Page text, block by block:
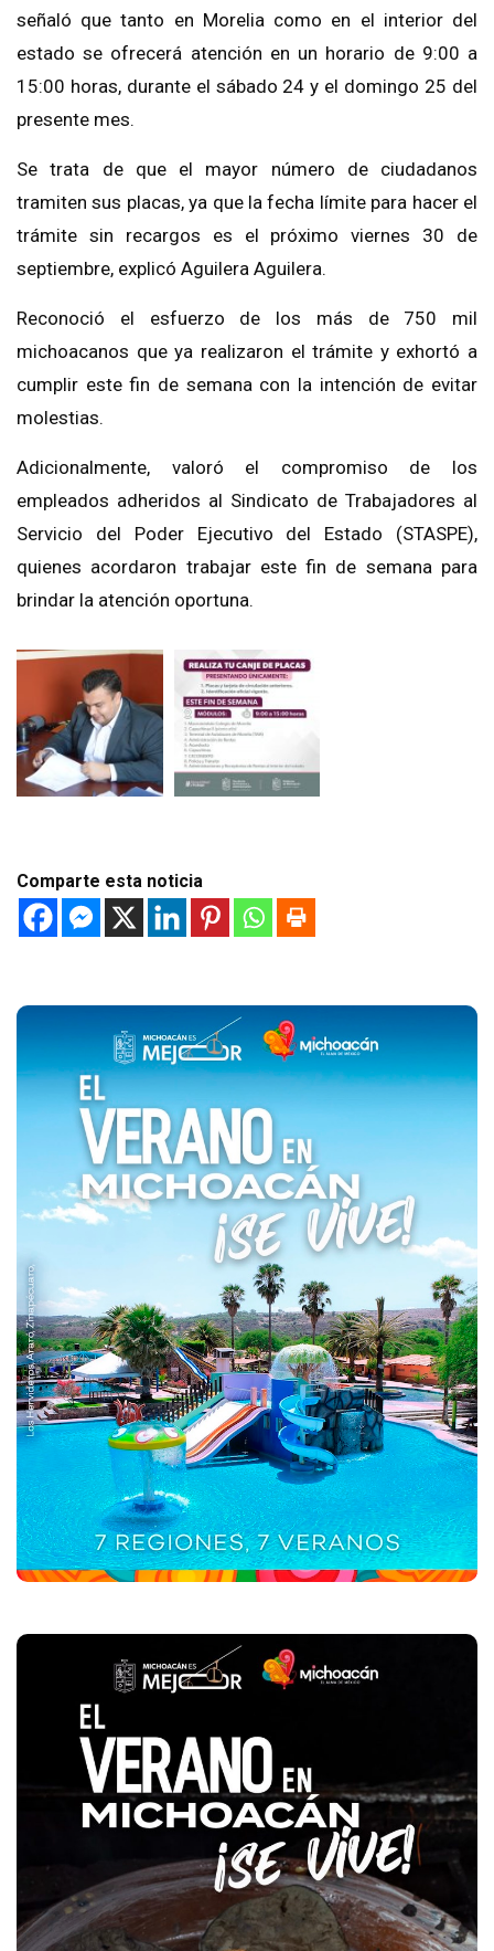
señaló que tanto en Morelia como en el interior del
estado se ofrecerá atención en un horario de 9:00 a
15:00 horas, durante el sábado 24 y el domingo 25 del
presente mes.
Se trata de que el mayor número de ciudadanos
tramiten sus placas, ya que la fecha límite para hacer el
trámite sin recargos es el próximo viernes 30 de
septiembre, explicó Aguilera Aguilera.
Reconoció el esfuerzo de los más de 750 mil
michoacanos que ya realizaron el trámite y exhortó a
cumplir este fin de semana con la intención de evitar
molestias.
Adicionalmente, valoró el compromiso de los
empleados adheridos al Sindicato de Trabajadores al
Servicio del Poder Ejecutivo del Estado (STASPE),
quienes acordaron trabajar este fin de semana para
brindar la atención oportuna.
Comparte esta noticia